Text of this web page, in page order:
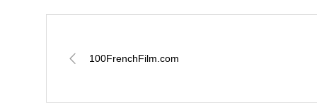
100FrenchFilm.com